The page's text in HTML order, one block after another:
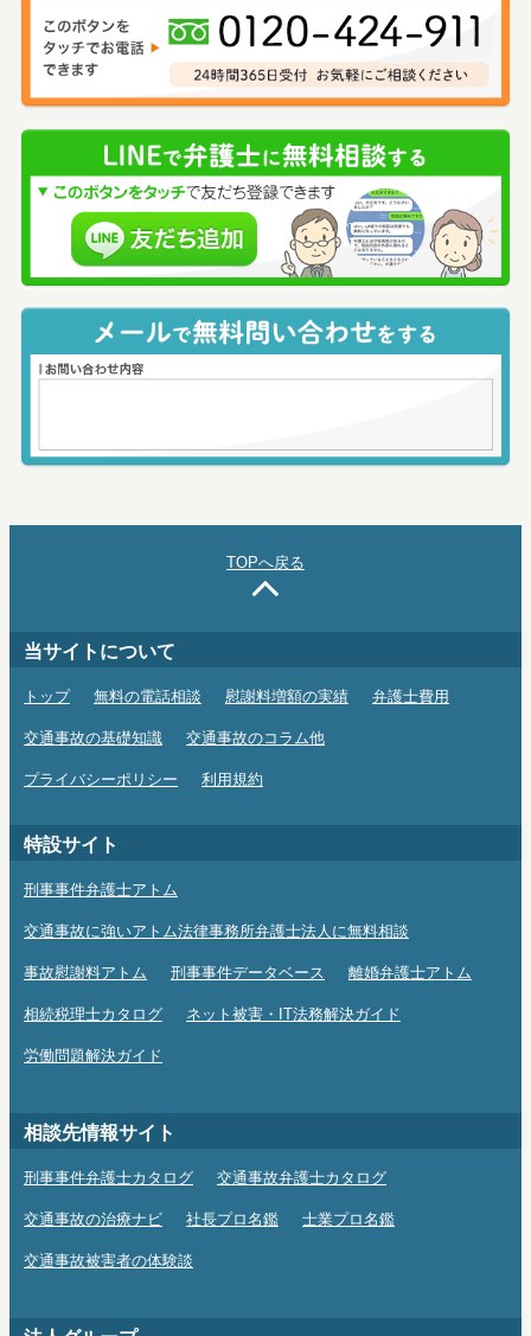
TOPへ戻る
当サイトについて
トップ 無料の電話相談 慰謝料増額の実績 弁護士費用
交通事故の基礎知識 交通事故のコラム他
プライバシーポリシー 利用規約
特設サイト
刑事事件弁護士アトム
交通事故に強いアトム法律事務所弁護士法人に無料相談
事故慰謝料アトム 刑事事件データベース 離婚弁護士アトム
相続税理士カタログ ネット被害・IT法務解決ガイド
労働問題解決ガイド
相談先情報サイト
刑事事件弁護士カタログ 交通事故弁護士カタログ
交通事故の治療ナビ 社長プロ名鑑 士業プロ名鑑
交通事故被害者の体験談